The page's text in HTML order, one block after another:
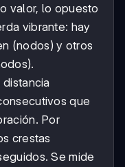
valor, lo opuesto
vibrante: hay
(nodos) y otros
que
Por
crestas
Se mide